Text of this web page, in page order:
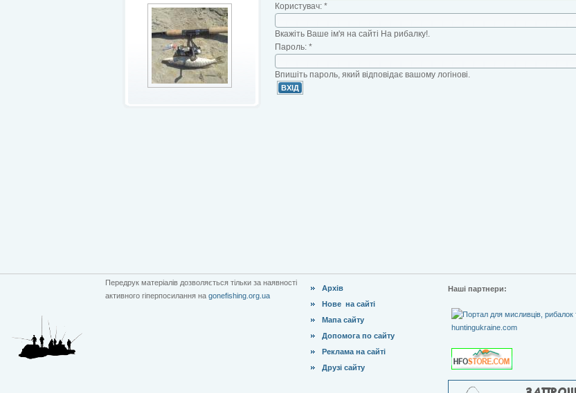
Користувач: *
Вкажіть Ваше ім'я на сайті На рибалку!.
Пароль: *
Впишіть пароль, який відповідає вашому логінові.
Передрук матеріалів дозволяється тільки за наявності
активного гіперпосилання на gonefishing.org.ua
Архів
Нове на сайті
Мапа сайту
Допомога по сайту
Реклама на сайті
Друзі сайту
Наші партнери: